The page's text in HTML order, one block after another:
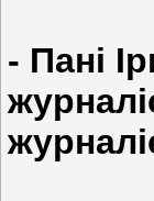
- Пані